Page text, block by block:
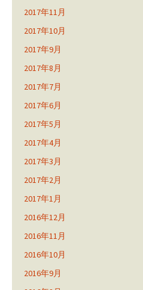
2017年11月
2017年10月
2017年9月
2017年8月
2017年7月
2017年6月
2017年5月
2017年4月
2017年3月
2017年2月
2017年1月
2016年12月
2016年11月
2016年10月
2016年9月